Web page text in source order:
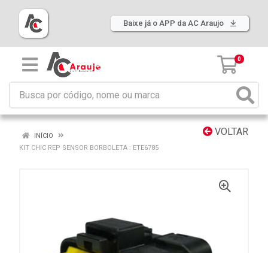
Baixe já o APP da AC Araujo
0
VOLTAR
INÍCIO
KIT CHIC REP SENSOR BORBOLETA : ETE6785